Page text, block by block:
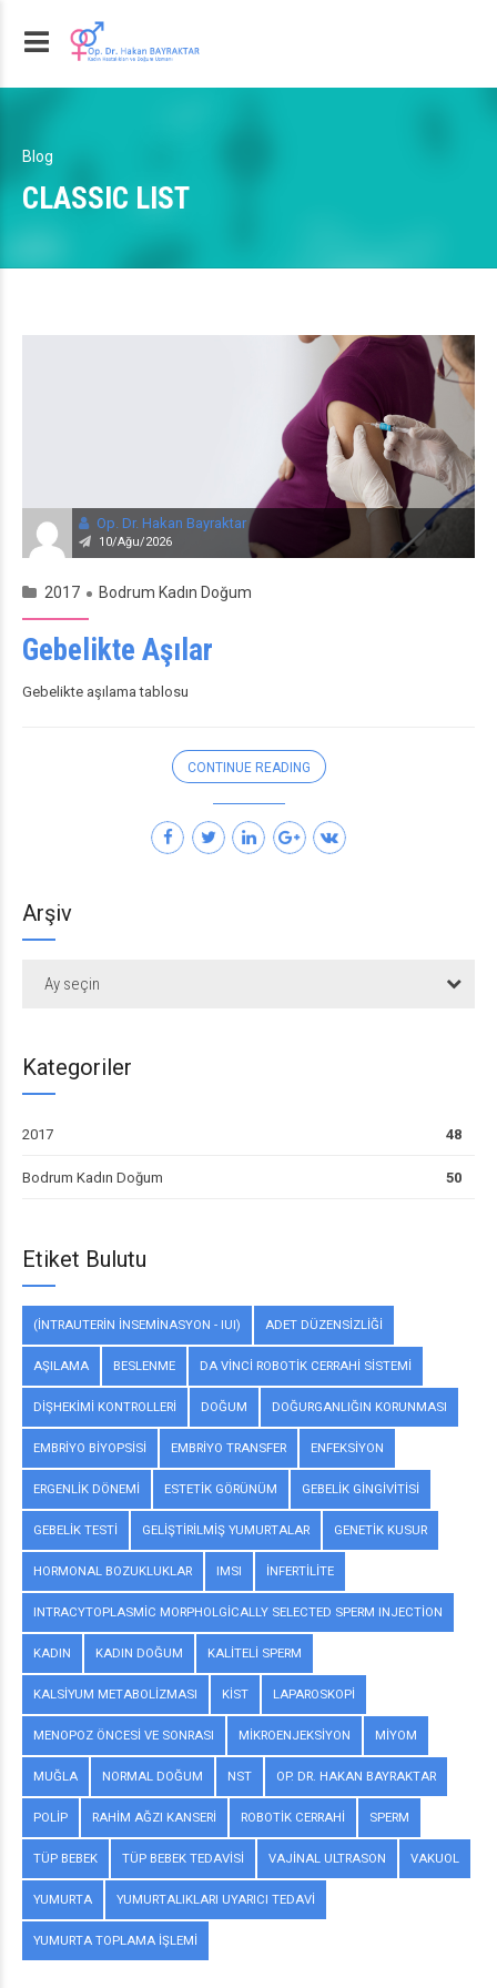
Blog
CLASSIC LIST
Op. Dr. Hakan Bayraktar
10/Ağu/2026
2017 Bodrum Kadın Doğum
Gebelikte Aşılar
Gebelikte aşılama tablosu
CONTINUE READING
Arşiv
Ay seçin
Kategoriler
2017 48
Bodrum Kadın Doğum 50
Etiket Bulutu
(İNTRAUTERIN INSEMINASYON - IUI) ADET DÜZENSIZLIĞI
AŞILAMA BESLENME DA VINCI ROBOTIK CERRAHI SISTEMI
DIŞHEKIMI KONTROLLERI DOĞUM DOĞURGANLIĞIN KORUNMASI
EMBRIYO BIYOPSISI EMBRIYO TRANSFER ENFEKSIYON
ERGENLIK DÖNEMI ESTETIK GÖRÜNÜM GEBELIK GINGIVITISI
GEBELIK TESTI GELIŞTIRILMIŞ YUMURTALAR GENETIK KUSUR
HORMONAL BOZUKLUKLAR IMSI INFERTILITE
INTRACYTOPLASMIC MORPHOLGICALLY SELECTED SPERM INJECTION
KADIN KADIN DOĞUM KALITELI SPERM
KALSIYUM METABOLIZMASI KIST LAPAROSKOPI
MENOPOZ ÖNCESI VE SONRASI MIKROENJEKSIYON MIYOM
MUĞLA NORMAL DOĞUM NST OP. DR. HAKAN BAYRAKTAR
POLIP RAHIM AĞZI KANSERI ROBOTIK CERRAHI SPERM
TÜP BEBEK TÜP BEBEK TEDAVISI VAJINAL ULTRASON VAKUOL
YUMURTA YUMURTALIKLARI UYARICI TEDAVI
YUMURTA TOPLAMA IŞLEMI